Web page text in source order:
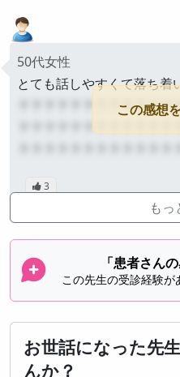
50代女性
とても話しやすくて落ち
？？？？？？？？？？？？
？？？？？？？？？？？？
3
この感想
もっ
「患者さん
この先生の受診経験
お世話になった先
んか？